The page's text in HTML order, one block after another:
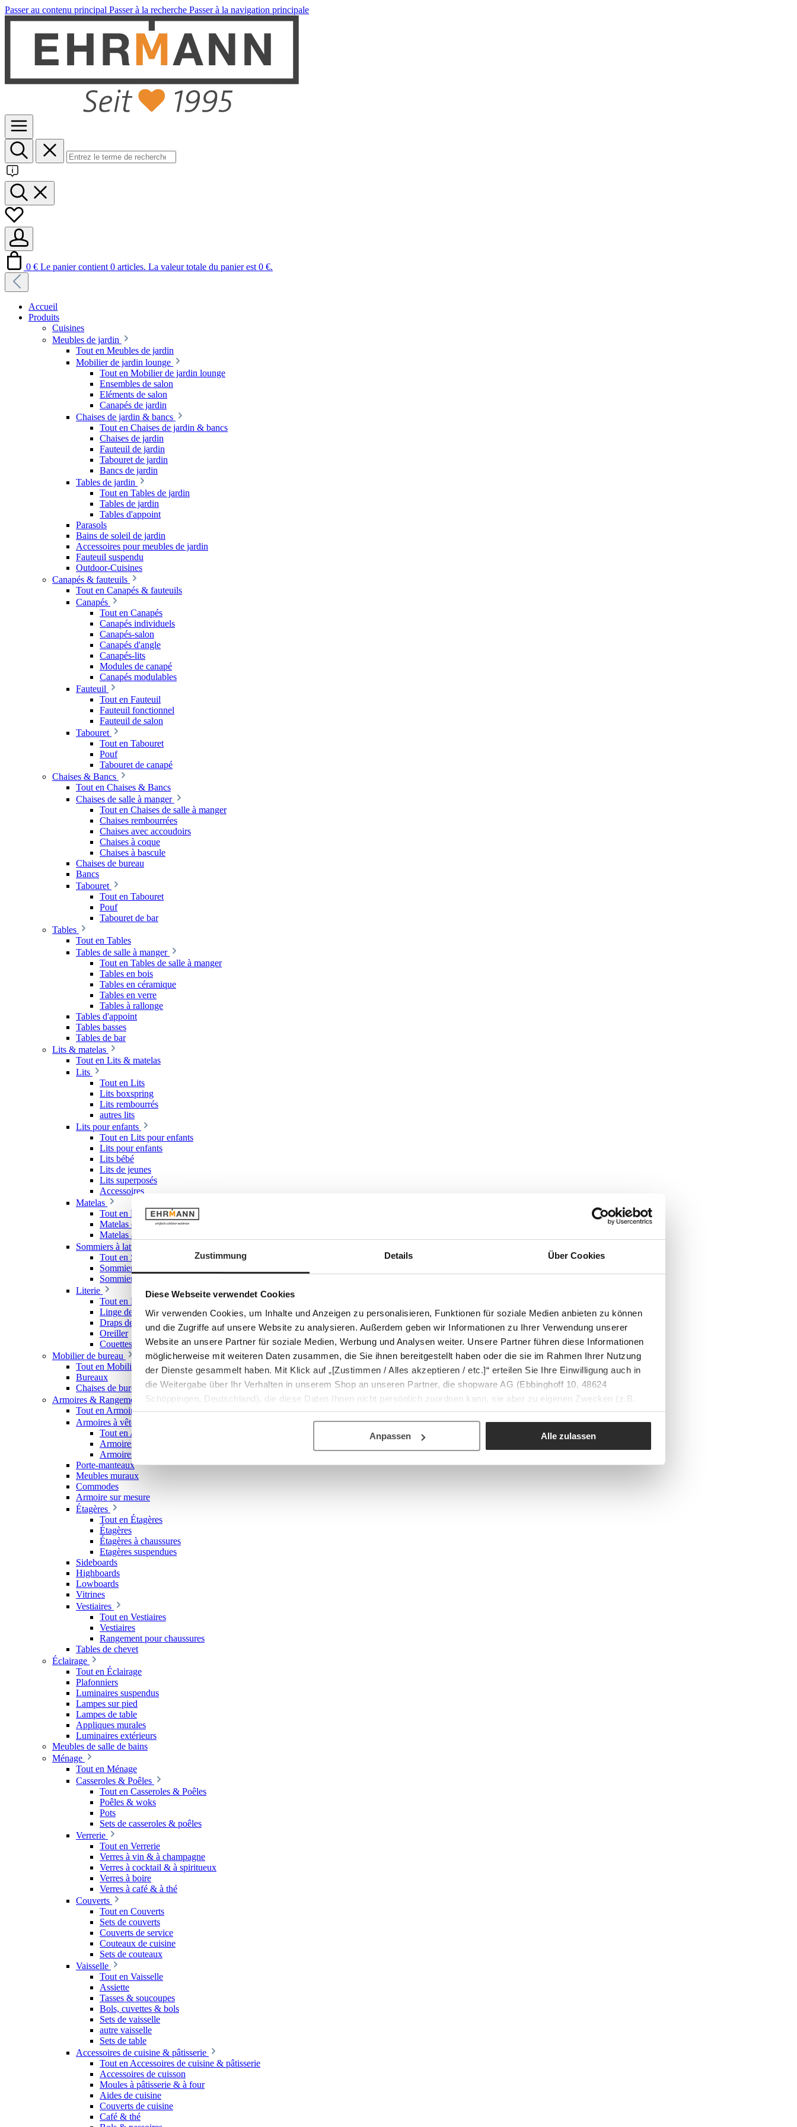
Zustimmung Details Über Cookies
Diese Webseite verwendet Cookies
Wir verwenden Cookies, um Inhalte und Anzeigen zu personalisieren, Funktionen für soziale Medien anbieten zu können
und die Zugriffe auf unsere Website zu analysieren. Außerdem geben wir Informationen zu Ihrer Verwendung unserer
Website an unsere Partner für soziale Medien, Werbung und Analysen weiter. Unsere Partner führen diese Informationen
möglicherweise mit weiteren Daten zusammen, die Sie ihnen bereitgestellt haben oder die sie im Rahmen Ihrer Nutzung
der Dienste gesammelt haben. Mit Klick auf „[Zustimmen / Alles akzeptieren / etc.]“ erteilen Sie Ihre Einwilligung auch in
die Weitergabe über Ihr Verhalten in unserem Shop an unseren Partner, die shopware AG (Ebbinghoff 10, 48624
Schöppingen, Deutschland), die diese Daten Ihnen nicht persönlich zuordnen kann, sie aber zu eigenen Zwecken (z.B.
Produktverbesserungen, Marktverhaltensanalysen) verarbeiten darf.
Anpassen Alle zulassen
Passer au contenu principal Passer à la recherche Passer à la navigation principale
0 € Le panier contient 0 articles. La valeur totale du panier est 0 €.
Accueil
Produits
Cuisines
Meubles de jardin
Tout en Meubles de jardin
Mobilier de jardin lounge
Tout en Mobilier de jardin lounge
Ensembles de salon
Eléments de salon
Canapés de jardin
Chaises de jardin & bancs
Tout en Chaises de jardin & bancs
Chaises de jardin
Fauteuil de jardin
Tabouret de jardin
Bancs de jardin
Tables de jardin
Tout en Tables de jardin
Tables de jardin
Tables d'appoint
Parasols
Bains de soleil de jardin
Accessoires pour meubles de jardin
Fauteuil suspendu
Outdoor-Cuisines
Canapés & fauteuils
Tout en Canapés & fauteuils
Canapés
Tout en Canapés
Canapés individuels
Canapés-salon
Canapés d'angle
Canapés-lits
Modules de canapé
Canapés modulables
Fauteuil
Tout en Fauteuil
Fauteuil fonctionnel
Fauteuil de salon
Tabouret
Tout en Tabouret
Pouf
Tabouret de canapé
Chaises & Bancs
Tout en Chaises & Bancs
Chaises de salle à manger
Tout en Chaises de salle à manger
Chaises rembourrées
Chaises avec accoudoirs
Chaises à coque
Chaises à bascule
Chaises de bureau
Bancs
Tabouret
Tout en Tabouret
Pouf
Tabouret de bar
Tables
Tout en Tables
Tables de salle à manger
Tout en Tables de salle à manger
Tables en bois
Tables en céramique
Tables en verre
Tables à rallonge
Tables d'appoint
Tables basses
Tables de bar
Lits & matelas
Tout en Lits & matelas
Lits
Tout en Lits
Lits boxspring
Lits rembourrés
autres lits
Lits pour enfants
Tout en Lits pour enfants
Lits pour enfants
Lits bébé
Lits de jeunes
Lits superposés
Accessoires
Matelas
Tout en Matelas
Matelas en mousse froide
Matelas à ressorts
Sommiers à lattes
Tout en Sommiers à lattes
Sommiers à lattes rigides
Sommiers à lattes réglables
Literie
Tout en Literie
Linge de lit
Draps de lit & draps-housses
Oreiller
Couettes
Mobilier de bureau
Tout en Mobilier de bureau
Bureaux
Chaises de bureau
Armoires & Rangements
Tout en Armoires & Rangements
Armoires à vêtements
Tout en Armoires à vêtements
Armoires à portes coulissantes
Armoires ouvertes
Porte-manteaux
Meubles muraux
Commodes
Armoire sur mesure
Étagères
Tout en Étagères
Étagères
Étagères à chaussures
Etagères suspendues
Sideboards
Highboards
Lowboards
Vitrines
Vestiaires
Tout en Vestiaires
Vestiaires
Rangement pour chaussures
Tables de chevet
Éclairage
Tout en Éclairage
Plafonniers
Luminaires suspendus
Lampes sur pied
Lampes de table
Appliques murales
Luminaires extérieurs
Meubles de salle de bains
Ménage
Tout en Ménage
Casseroles & Poêles
Tout en Casseroles & Poêles
Poêles & woks
Pots
Sets de casseroles & poêles
Verrerie
Tout en Verrerie
Verres à vin & à champagne
Verres à cocktail & à spiritueux
Verres à boire
Verres à café & à thé
Couverts
Tout en Couverts
Sets de couverts
Couverts de service
Couteaux de cuisine
Sets de couteaux
Vaisselle
Tout en Vaisselle
Assiette
Tasses & soucoupes
Bols, cuvettes & bols
Sets de vaisselle
autre vaisselle
Sets de table
Accessoires de cuisine & pâtisserie
Tout en Accessoires de cuisine & pâtisserie
Accessoires de cuisson
Moules à pâtisserie & à four
Aides de cuisine
Couverts de cuisine
Café & thé